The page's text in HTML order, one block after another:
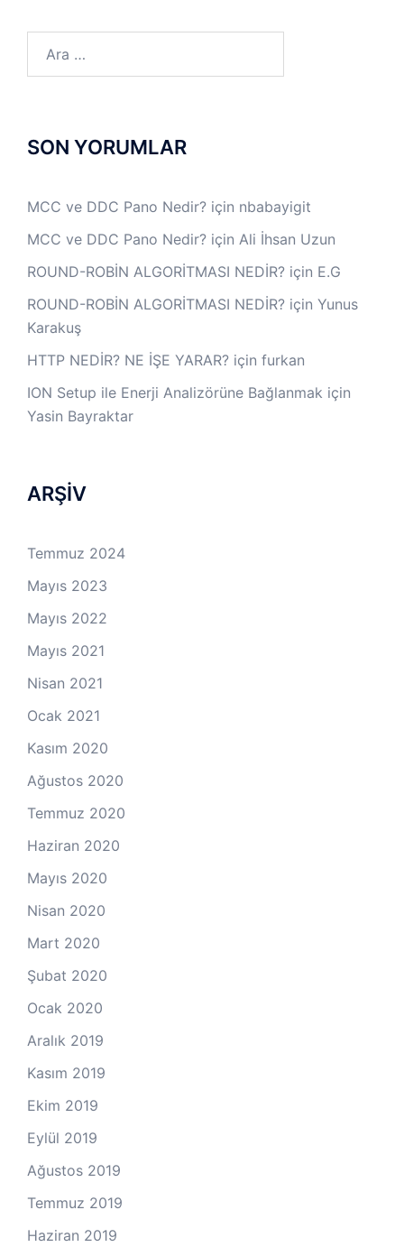
SON YORUMLAR
MCC ve DDC Pano Nedir? için nbabayigit
MCC ve DDC Pano Nedir? için Ali İhsan Uzun
ROUND-ROBİN ALGORİTMASI NEDİR? için E.G
ROUND-ROBİN ALGORİTMASI NEDİR? için Yunus
Karakuş
HTTP NEDİR? NE İŞE YARAR? için furkan
ION Setup ile Enerji Analizörüne Bağlanmak için
Yasin Bayraktar
ARŞİV
Temmuz 2024
Mayıs 2023
Mayıs 2022
Mayıs 2021
Nisan 2021
Ocak 2021
Kasım 2020
Ağustos 2020
Temmuz 2020
Haziran 2020
Mayıs 2020
Nisan 2020
Mart 2020
Şubat 2020
Ocak 2020
Aralık 2019
Kasım 2019
Ekim 2019
Eylül 2019
Ağustos 2019
Temmuz 2019
Haziran 2019